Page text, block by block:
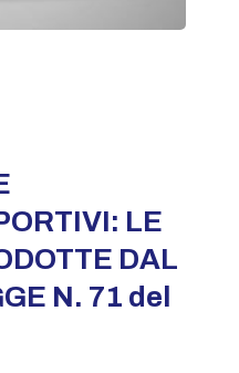
LE
DAL
N. 71 del